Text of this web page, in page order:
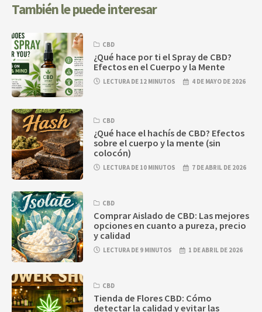
También le puede interesar
CBD
¿Qué hace por ti el Spray de CBD?
Efectos en el Cuerpo y la Mente
LECTURA DE 12 MINUTOS 4 DE MAYO DE 2026
CBD
¿Qué hace el hachís de CBD? Efectos
sobre el cuerpo y la mente (sin
colocón)
LECTURA DE 10 MINUTOS 7 DE ABRIL DE 2026
CBD
Comprar Aislado de CBD: Las mejores
opciones en cuanto a pureza, precio
y calidad
LECTURA DE 9 MINUTOS 1 DE ABRIL DE 2026
CBD
Tienda de Flores CBD: Cómo
detectar la calidad y evitar las